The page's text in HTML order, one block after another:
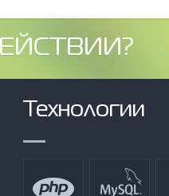
Технологии